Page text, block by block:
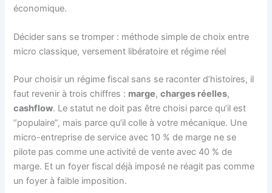
économique.
Décider sans se tromper : méthode simple de choix entre
micro classique, versement libératoire et régime réel
Pour choisir un régime fiscal sans se raconter d’histoires, il
faut revenir à trois chiffres : marge,charges réelles,
cashflow. Le statut ne doit pas être choisi parce qu’il est
“populaire”, mais parce qu’il colle à votre mécanique. Une
micro-entreprise de service avec 10 % de marge ne se
pilote pas comme une activité de vente avec 40 % de
marge. Et un foyer fiscal déjà imposé ne réagit pas comme
un foyer à faible imposition.